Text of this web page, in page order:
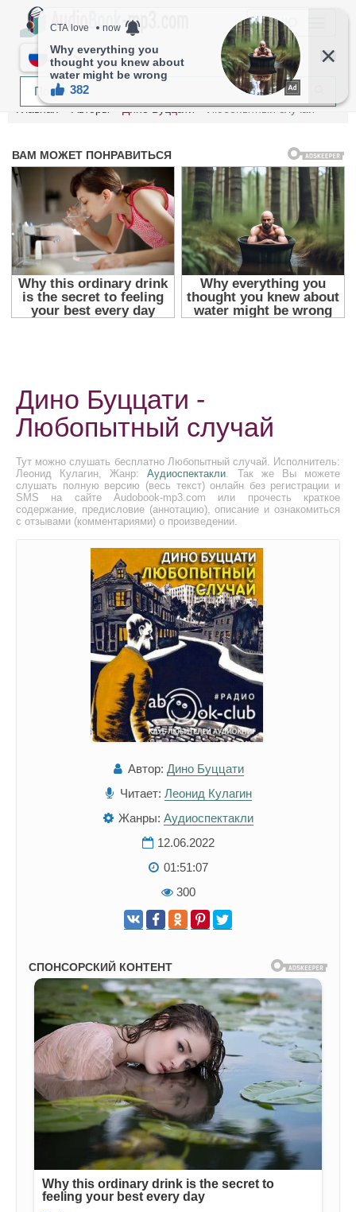
МЕНЮ
RU
Главная Авторы Дино Буццати Любопытный случай
Дино Буццати -
Любопытный случай
Тут можно слушать бесплатно Любопытный случай. Исполнитель:
Леонид Кулагин, Жанр:Аудиоспектакли. Так же Вы можете
слушать полную версию (весь текст) онлайн без регистрации и
SMS на сайте Audobook-mp3.com или прочесть краткое
содержание, предисловие (аннотацию), описание и ознакомиться
с отзывами (комментариями) о произведении.
Автор: Дино Буццати
Читает: Леонид Кулагин
Жанры: Аудиоспектакли
12.06.2022
01:51:07
300